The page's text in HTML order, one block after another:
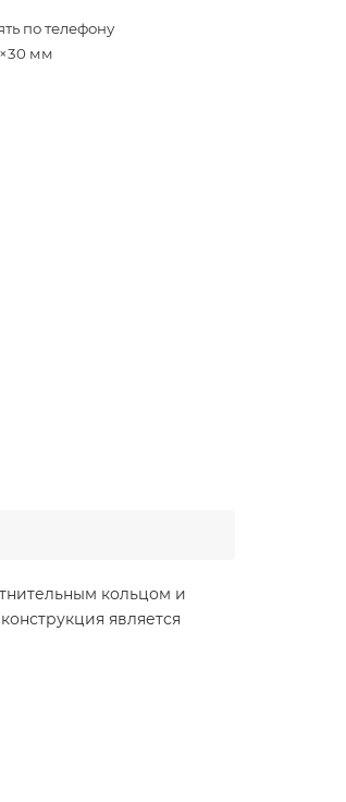
по телефону
мм
кольцом и
является